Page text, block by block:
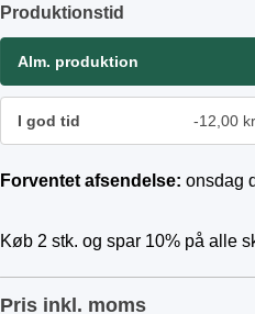
Produktionstid
Alm. produktion
I god tid -12,00 kr.
Forventet afsendelse: onsdag
Køb 2 stk. og spar 10% på alle
Pris inkl. moms